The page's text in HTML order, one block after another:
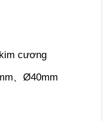
cương
、Ø40mm